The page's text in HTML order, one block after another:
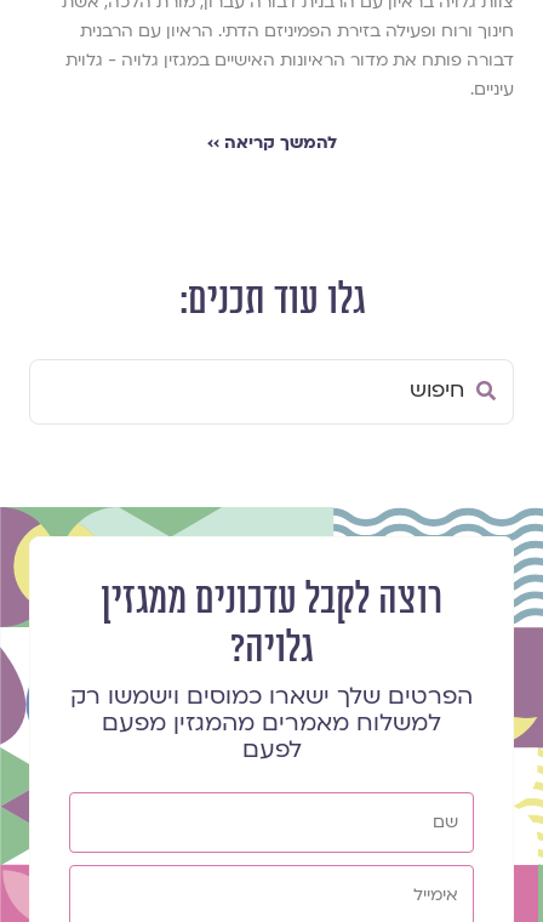
חינוך ורוח ופעילה בזירת הפמיניזם הדתי. הראיון עם הרבנית
דבורה פותח את מדור הראיונות האישיים במגזין גלויה - גלוית
עיניים.
להמשך קריאה ››
גלו עוד תכנים:
Search
רוצה לקבל עדכונים ממגזין
גלויה?
הפרטים שלך ישארו כמוסים וישמשו רק
למשלוח מאמרים מהמגזין מפעם
לפעם